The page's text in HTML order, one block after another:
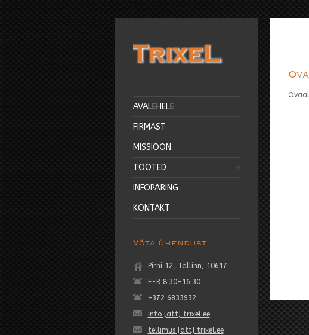
AVALEHELE
FIRMAST
MISSIOON
TOOTED
INFOPÄRING
KONTAKT
Võta ühendust
Pirni 12, Tallinn, 10617
E-R 8:30-16:30
+372 6833932
info [ätt] trixel.ee
tellimus [ätt] trixel.ee